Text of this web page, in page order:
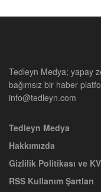
Tedleyn Medya; yapay
bağımsız bir haber
info@tedleyn.com
Tedleyn Medya
Hakkımızda
Gizlilik Politikası ve
RSS Kullanım Şartları